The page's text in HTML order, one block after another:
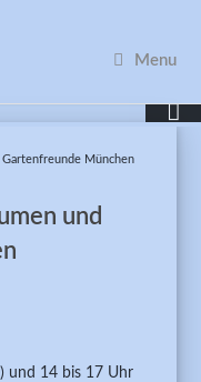
Menu
München
und
und 14 bis 17 Uhr